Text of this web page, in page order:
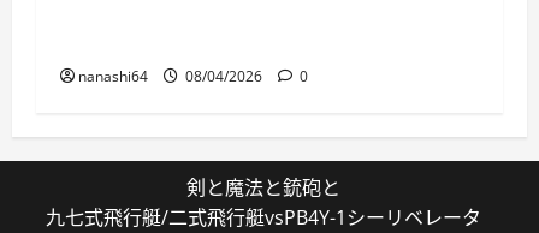
nanashi64 08/04/2026 0
剣と魔法と銃砲と
九七式飛行艇/二式飛行艇vsPB4Y-1シーリベレータ